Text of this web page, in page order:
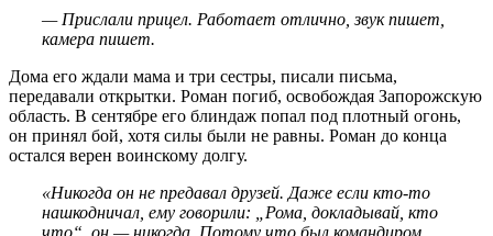
— Прислали прицел. Работает отлично, звук пишет,
камера пишет.
Дома его ждали мама и три сестры, писали письма,
передавали открытки. Роман погиб, освобождая Запорожскую
область. В сентябре его блиндаж попал под плотный огонь,
он принял бой, хотя силы были не равны. Роман до конца
остался верен воинскому долгу.
«Никогда он не предавал друзей. Даже если кто-то
нашкодничал, ему говорили: „Рома, докладывай, кто